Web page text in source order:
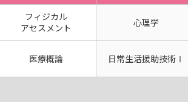
フィジカル
アセスメント
心理学
医療概論 日常生活援助技術Ⅰ